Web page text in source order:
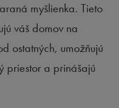
myšlienka. Tieto
váš domov na
ostatných, umožňujú
priestor a prinášajú